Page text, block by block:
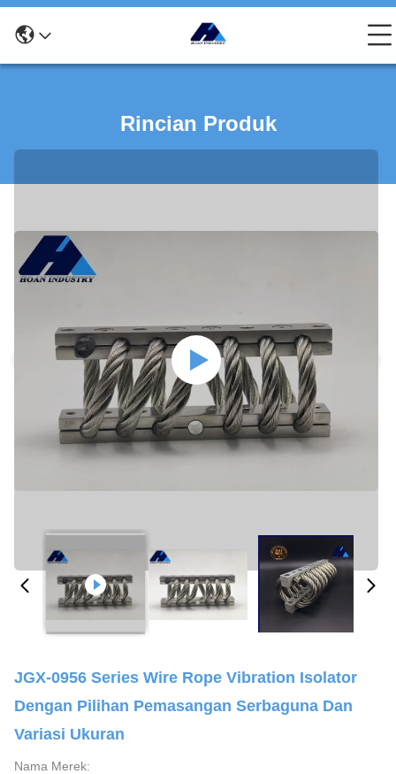
Rincian Produk
JGX-0956 Series Wire Rope Vibration Isolator
Dengan Pilihan Pemasangan Serbaguna Dan
Variasi Ukuran
Nama Merek: